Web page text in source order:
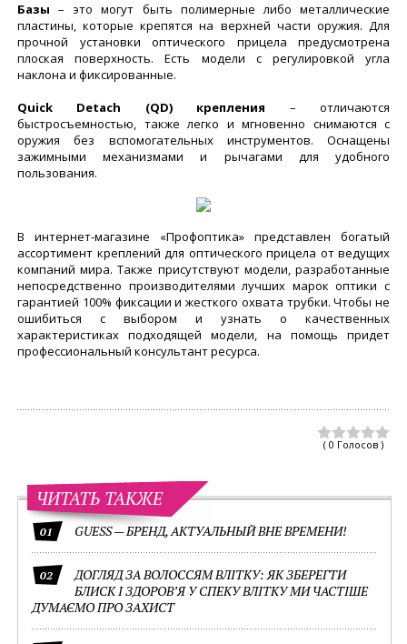
Базы – это могут быть полимерные либо металлические
пластины, которые крепятся на верхней части оружия. Для
прочной установки оптического прицела предусмотрена
плоская поверхность. Есть модели с регулировкой угла
наклона и фиксированные.
Quick Detach (QD) крепления – отличаются
быстросъемностью, также легко и мгновенно снимаются с
оружия без вспомогательных инструментов. Оснащены
зажимными механизмами и рычагами для удобного
пользования.
В интернет-магазине «Профоптика» представлен богатый
ассортимент креплений для оптического прицела от ведущих
компаний мира. Также присутствуют модели, разработанные
непосредственно производителями лучших марок оптики с
гарантией 100% фиксации и жесткого охвата трубки. Чтобы не
ошибиться с выбором и узнать о качественных
характеристиках подходящей модели, на помощь придет
профессиональный консультант ресурса.
( 0 Голосов )
ЧИТАТЬ ТАКЖЕ
01 GUESS — БРЕНД, АКТУАЛЬНЫЙ ВНЕ ВРЕМЕНИ!
02
ДОГЛЯД ЗА ВОЛОССЯМ ВЛІТКУ: ЯК ЗБЕРЕГТИ
БЛИСК І ЗДОРОВ’Я У СПЕКУ ВЛІТКУ МИ ЧАСТІШЕ
ДУМАЄМО ПРО ЗАХИСТ